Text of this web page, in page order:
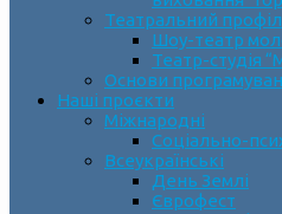
Театральний
Шоу-театр
Театр-студія
Основи
Наші проєкти
Міжнародні
Соціально-
Всеукраїнські
День Землі
Єврофест